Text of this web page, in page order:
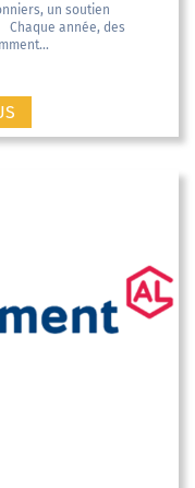
un soutien
année, des